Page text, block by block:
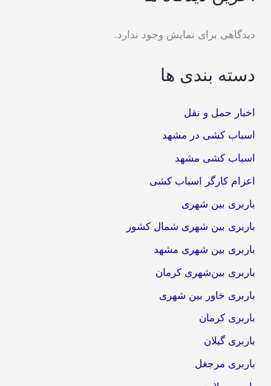
دیدگاهی برای نمایش وجود ندارد.
دسته بندی ها
اخبار حمل و نقل
اسباب کشی در مشهد
اسباب کشی مشهد
اعزام کارگر اسباب کشی
باربری بین شهری
باربری بین شهری شمال کشور
باربری بین شهری مشهد
باربری بین‌شهری کرمان
باربری خاور بین شهری
باربری کرمان
باربری گیلان
باربری مرجغل